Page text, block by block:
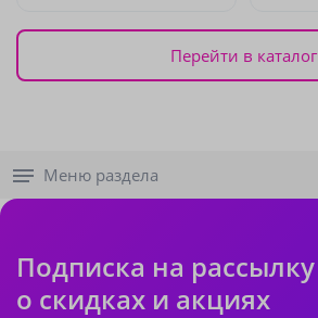
Перейти в каталог
Меню раздела
Подписка на рассылку
о скидках и акциях